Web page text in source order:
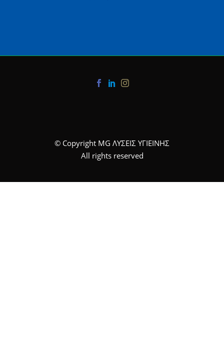
© Copyright MG ΛΥΣΕΙΣ ΥΓΙΕΙΝΗΣ
All rights reserved